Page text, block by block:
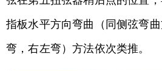
指板水平方向弯曲（同侧弦弯
弯，右左弯）方法依次类推。